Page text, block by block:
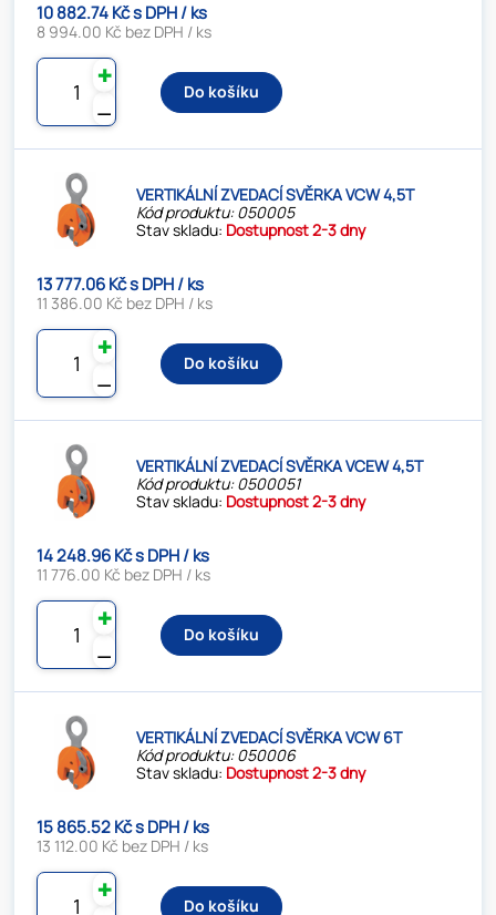
10 882.74 Kč s DPH / ks
8 994.00 Kč bez DPH / ks
⚊
✚
Do košíku
VERTIKÁLNÍ ZVEDACÍ SVĚRKA VCW 4,5T
Kód produktu: 050005
Stav skladu: Dostupnost 2-3 dny
13 777.06 Kč s DPH / ks
11 386.00 Kč bez DPH / ks
⚊
✚
Do košíku
VERTIKÁLNÍ ZVEDACÍ SVĚRKA VCEW 4,5T
Kód produktu: 0500051
Stav skladu: Dostupnost 2-3 dny
14 248.96 Kč s DPH / ks
11 776.00 Kč bez DPH / ks
⚊
✚
Do košíku
VERTIKÁLNÍ ZVEDACÍ SVĚRKA VCW 6T
Kód produktu: 050006
Stav skladu: Dostupnost 2-3 dny
15 865.52 Kč s DPH / ks
13 112.00 Kč bez DPH / ks
✚
Do košíku